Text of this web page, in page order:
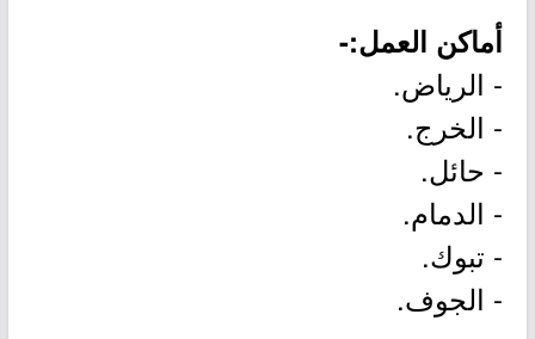
أماكن العمل:-
- الرياض.
- الخرج.
- حائل.
- الدمام.
- تبوك.
- الجوف.